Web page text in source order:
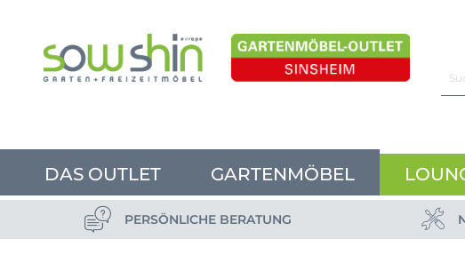
DAS OUTLET GARTENMÖBEL
PERSÖNLICHE BERATUNG